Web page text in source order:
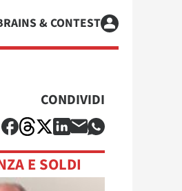
& CONTEST
CONDIVIDI
E SOLDI